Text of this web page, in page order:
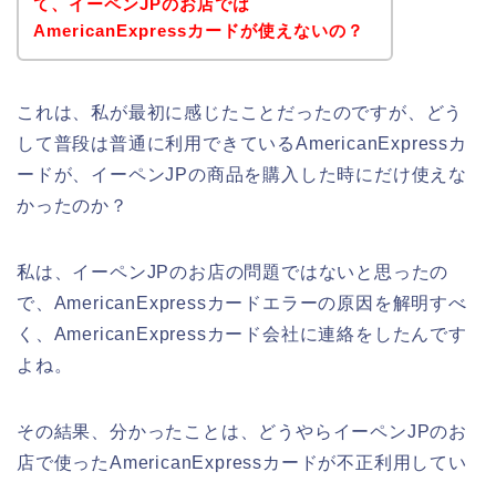
て、イーペンJPのお店では
AmericanExpressカードが使えないの？
これは、私が最初に感じたことだったのですが、どう
して普段は普通に利用できているAmericanExpressカ
ードが、イーペンJPの商品を購入した時にだけ使えな
かったのか？
私は、イーペンJPのお店の問題ではないと思ったの
で、AmericanExpressカードエラーの原因を解明すべ
く、AmericanExpressカード会社に連絡をしたんです
よね。
その結果、分かったことは、どうやらイーペンJPのお
店で使ったAmericanExpressカードが不正利用してい